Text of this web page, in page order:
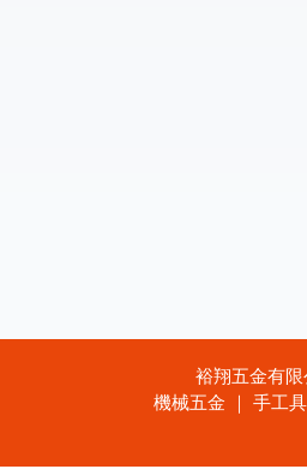
裕翔五金有
機械五金 ｜ 手工